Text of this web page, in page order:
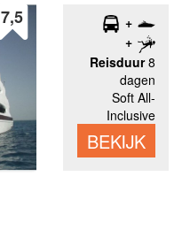
7,5
Reisduur8
dagen
Soft All-
Inclusive
BEKIJK